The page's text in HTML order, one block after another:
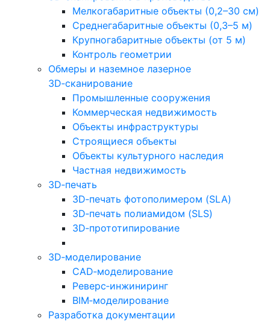
Мелкогабаритные объекты (0,2–30 см)
Среднегабаритные объекты (0,3–5 м)
Крупногабаритные объекты (от 5 м)
Контроль геометрии
Обмеры и наземное лазерное
3D‑сканирование
Промышленные сооружения
Коммерческая недвижимость
Объекты инфраструктуры
Строящиеся объекты
Объекты культурного наследия
Частная недвижимость
3D‑печать
3D‑печать фотополимером (SLA)
3D‑печать полиамидом (SLS)
3D‑прототипирование
3D‑моделирование
CAD‑моделирование
Реверс‑инжиниринг
BIM‑моделирование
Разработка документации